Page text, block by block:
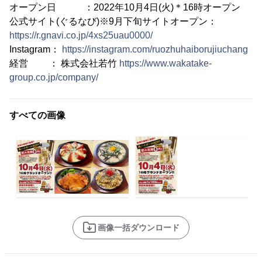
オープン日 ：2022年10月4日(火)＊16時オープン
公式サイト(ぐるなび)※9月下旬サイトオープン：
https://r.gnavi.co.jp/4xs25uau0000/
Instagram：
https://instagram.com/ruozhuhaiborujiuchang
経営 ： 株式会社若竹 https://www.wakatake-
group.co.jp/company/
すべての画像
画像一括ダウンロード